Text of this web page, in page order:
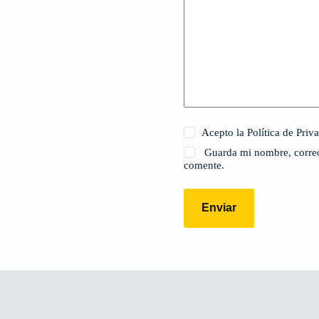
Acepto la Política de
Guarda mi nombre,
comente.
Enviar